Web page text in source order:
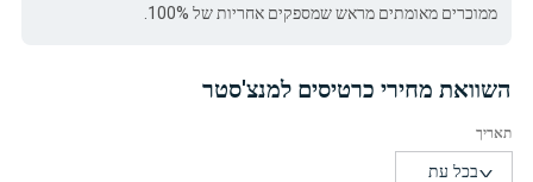
ממוכרים מאומתים מראש שמספקים אחריות של 100%.
השוואת מחירי כרטיסים למנצ'סטר